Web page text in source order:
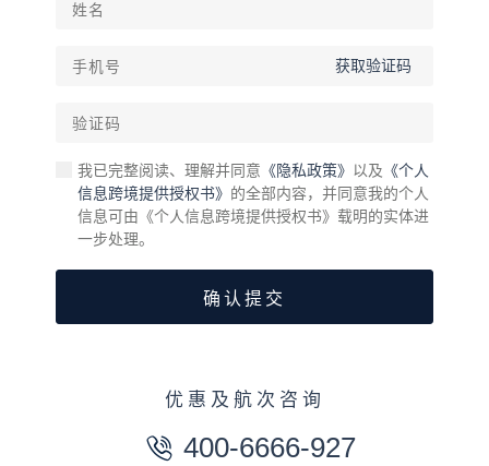
获取验证码
我已完整阅读、理解并同意 《隐私政策》 以及 《个人
信息跨境提供授权书》 的全部内容，并同意我的个人
信息可由《个人信息跨境提供授权书》载明的实体进
一步处理。
优惠及航次咨询
400-6666-927